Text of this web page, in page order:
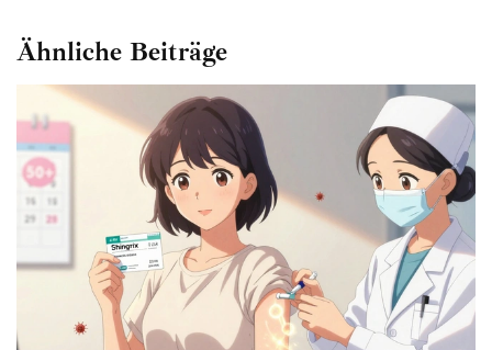
Ähnliche Beiträge